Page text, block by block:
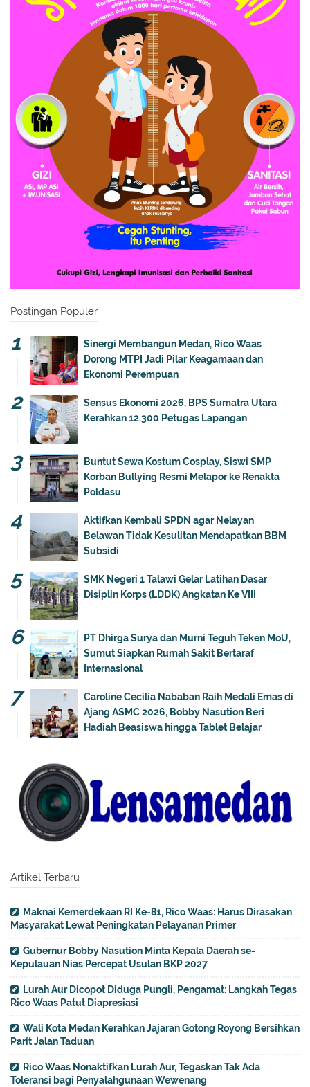
Postingan Populer
Sinergi Membangun Medan, Rico Waas
Dorong MTPI Jadi Pilar Keagamaan dan
Ekonomi Perempuan
Sensus Ekonomi 2026, BPS Sumatra Utara
Kerahkan 12.300 Petugas Lapangan
Buntut Sewa Kostum Cosplay, Siswi SMP
Korban Bullying Resmi Melapor ke Renakta
Poldasu
Aktifkan Kembali SPDN agar Nelayan
Belawan Tidak Kesulitan Mendapatkan BBM
Subsidi
SMK Negeri 1 Talawi Gelar Latihan Dasar
Disiplin Korps (LDDK) Angkatan Ke VIII
PT Dhirga Surya dan Murni Teguh Teken MoU,
Sumut Siapkan Rumah Sakit Bertaraf
Internasional
Caroline Cecilia Nababan Raih Medali Emas di
Ajang ASMC 2026, Bobby Nasution Beri
Hadiah Beasiswa hingga Tablet Belajar
Artikel Terbaru
Maknai Kemerdekaan RI Ke-81, Rico Waas: Harus Dirasakan
Masyarakat Lewat Peningkatan Pelayanan Primer
Gubernur Bobby Nasution Minta Kepala Daerah se-
Kepulauan Nias Percepat Usulan BKP 2027
Lurah Aur Dicopot Diduga Pungli, Pengamat: Langkah Tegas
Rico Waas Patut Diapresiasi
Wali Kota Medan Kerahkan Jajaran Gotong Royong Bersihkan
Parit Jalan Taduan
Rico Waas Nonaktifkan Lurah Aur, Tegaskan Tak Ada
Toleransi bagi Penyalahgunaan Wewenang